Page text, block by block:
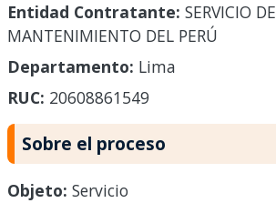
Entidad Contratante: SERVICIO DE
MANTENIMIENTO DEL PERÚ
Departamento: Lima
RUC: 20608861549
Sobre el proceso
Objeto: Servicio